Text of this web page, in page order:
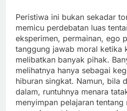
Peristiwa ini bukan sekadar
memicu perdebatan luas
eksperimen, permainan, ego
tanggung jawab moral ketika
melibatkan banyak pihak.
melihatnya hanya sebagai
hiburan singkat. Namun, bila
dalam, runtuhnya menara
menyimpan pelajaran tentang